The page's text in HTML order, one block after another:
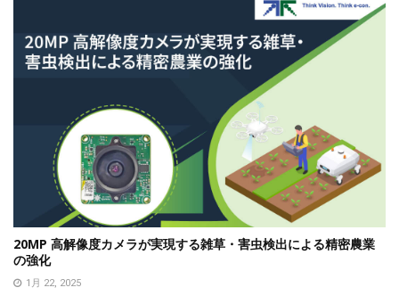
20MP 高解像度カメラが実現する雑草・害虫検出による精密農業
の強化
1月 22, 2025